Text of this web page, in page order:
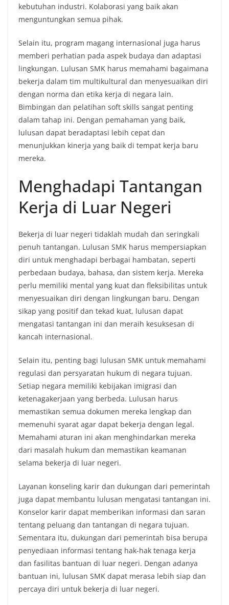
kebutuhan industri. Kolaborasi yang baik akan
menguntungkan semua pihak.
Selain itu, program magang internasional juga harus
memberi perhatian pada aspek budaya dan adaptasi
lingkungan. Lulusan SMK harus memahami bagaimana
bekerja dalam tim multikultural dan menyesuaikan diri
dengan norma dan etika kerja di negara lain.
Bimbingan dan pelatihan soft skills sangat penting
dalam tahap ini. Dengan pemahaman yang baik,
lulusan dapat beradaptasi lebih cepat dan
menunjukkan kinerja yang baik di tempat kerja baru
mereka.
Menghadapi Tantangan
Kerja di Luar Negeri
Bekerja di luar negeri tidaklah mudah dan seringkali
penuh tantangan. Lulusan SMK harus mempersiapkan
diri untuk menghadapi berbagai hambatan, seperti
perbedaan budaya, bahasa, dan sistem kerja. Mereka
perlu memiliki mental yang kuat dan fleksibilitas untuk
menyesuaikan diri dengan lingkungan baru. Dengan
sikap yang positif dan tekad kuat, lulusan dapat
mengatasi tantangan ini dan meraih kesuksesan di
kancah internasional.
Selain itu, penting bagi lulusan SMK untuk memahami
regulasi dan persyaratan hukum di negara tujuan.
Setiap negara memiliki kebijakan imigrasi dan
ketenagakerjaan yang berbeda. Lulusan harus
memastikan semua dokumen mereka lengkap dan
memenuhi syarat agar dapat bekerja dengan legal.
Memahami aturan ini akan menghindarkan mereka
dari masalah hukum dan memastikan keamanan
selama bekerja di luar negeri.
Layanan konseling karir dan dukungan dari pemerintah
juga dapat membantu lulusan mengatasi tantangan ini.
Konselor karir dapat memberikan informasi dan saran
tentang peluang dan tantangan di negara tujuan.
Sementara itu, dukungan dari pemerintah bisa berupa
penyediaan informasi tentang hak-hak tenaga kerja
dan fasilitas bantuan di luar negeri. Dengan adanya
bantuan ini, lulusan SMK dapat merasa lebih siap dan
percaya diri untuk bekerja di luar negeri.